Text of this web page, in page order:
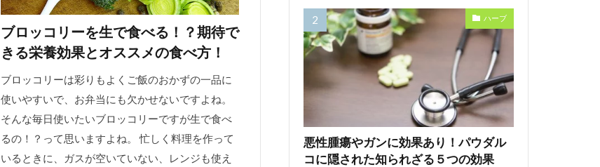
ブロッコリーを生で食べる！？期待で
きる栄養効果とオススメの食べ方！
ブロッコリーは彩りもよくご飯のおかずの一品に
使いやすいで、お弁当にも欠かせないですよね。
そんな毎日使いたいブロッコリーですが生で食べ
るの！？って思いますよね。 忙しく料理を作って
いるときに、ガスが空いていない、レンジも使え
ハーブ
悪性腫瘍やガンに効果あり！パウダル
コに隠された知られざる５つの効果